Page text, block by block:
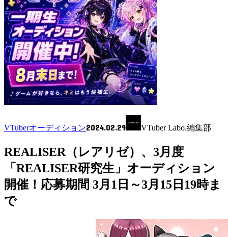
VTuberオーディション2024.02.29 VTuber Labo.編集部
REALISER（レアリゼ）、3月度
「REALISER研究生」オーディション
開催！応募期間 3月1日～3月15日19時ま
で